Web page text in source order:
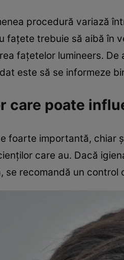
procedură variază
faţete trebuie să aibă în
faţetelor lumineers.
este să se informeze
care poate
foarte importantă, chiar
care au. Dacă
se recomandă un